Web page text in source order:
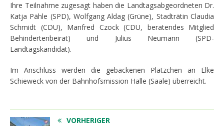
Ihre Teilnahme zugesagt haben die Landtagsabgeordneten Dr.
Katja Pähle (SPD), Wolfgang Aldag (Grüne), Stadträtin Claudia
Schmidt (CDU), Manfred Czock (CDU, beratendes Mitglied
Behindertenbeirat) und Julius Neumann (SPD-
Landtagskandidat).
Im Anschluss werden die gebackenen Plätzchen an Elke
Schieweck von der Bahnhofsmission Halle (Saale) überreicht.
VORHERIGER